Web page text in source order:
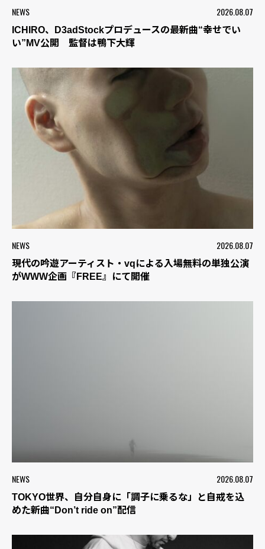
NEWS 2026.08.07
ICHIRO、D3adStockプロデュースの最新曲“幸せでい
い”MV公開 監督は鴨下大輝
NEWS 2026.08.07
現代の吟遊アーティスト・vqによる入場無料の単独公演
がWWW企画『FREE』にて開催
NEWS 2026.08.07
TOKYO世界、自分自身に「調子に乗るな」と自戒を込
めた新曲“Don’t ride on”配信